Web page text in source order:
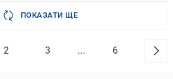
ПОКАЗАТИ ЩЕ
2 3 ... 6